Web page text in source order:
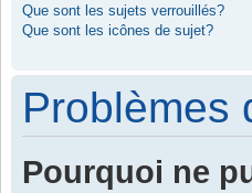
Que sont les sujets verrouillés?
Que sont les icônes de sujet?
Problèmes
Pourquoi ne